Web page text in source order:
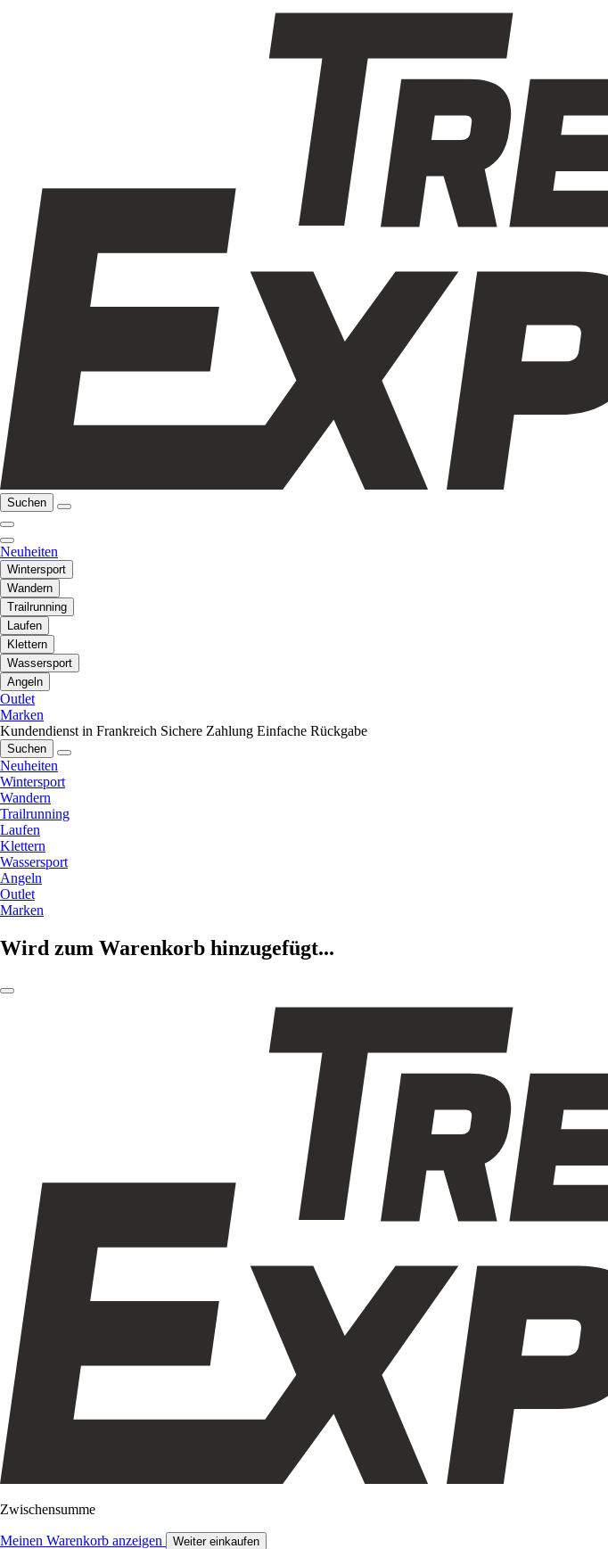
Suchen
Neuheiten
Wintersport
Wandern
Trailrunning
Laufen
Klettern
Wassersport
Angeln
Outlet
Marken
Kundendienst in Frankreich Sichere Zahlung Einfache Rückgabe
Suchen
Neuheiten
Wintersport
Wandern
Trailrunning
Laufen
Klettern
Wassersport
Angeln
Outlet
Marken
Wird zum Warenkorb hinzugefügt...
Zwischensumme
Meinen Warenkorb anzeigen Weiter einkaufen